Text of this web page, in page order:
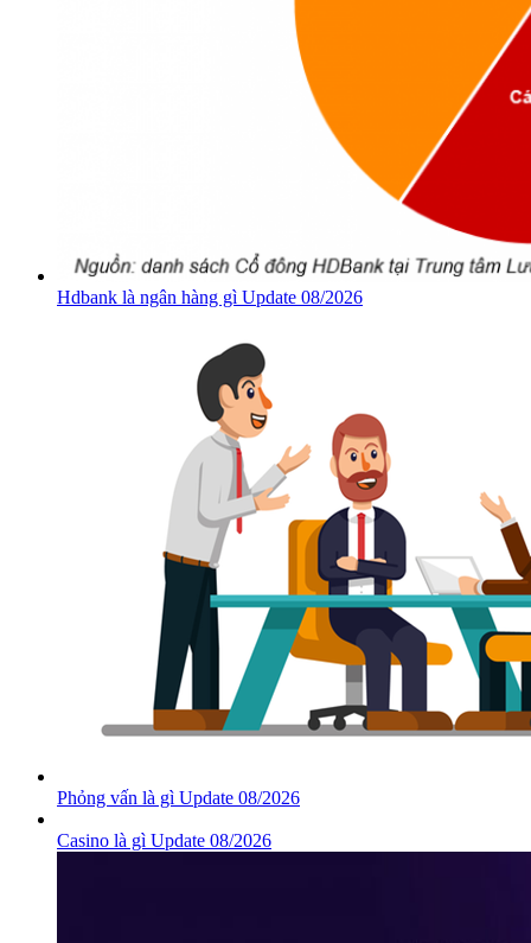
Hdbank là ngân hàng gì Update 08/2026
Phỏng vấn là gì Update 08/2026
Casino là gì Update 08/2026